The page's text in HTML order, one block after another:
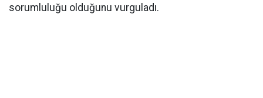
sorumluluğu olduğunu vurguladı.